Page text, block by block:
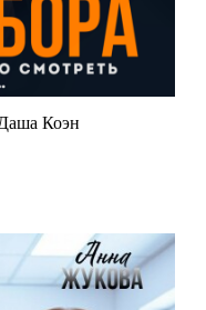
Коэн